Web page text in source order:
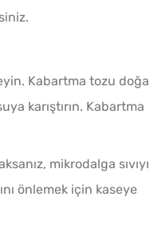
Kabartma tozu
karıştırın. Kabartma
mikrodalga sıvıyı
önlemek için kaseye